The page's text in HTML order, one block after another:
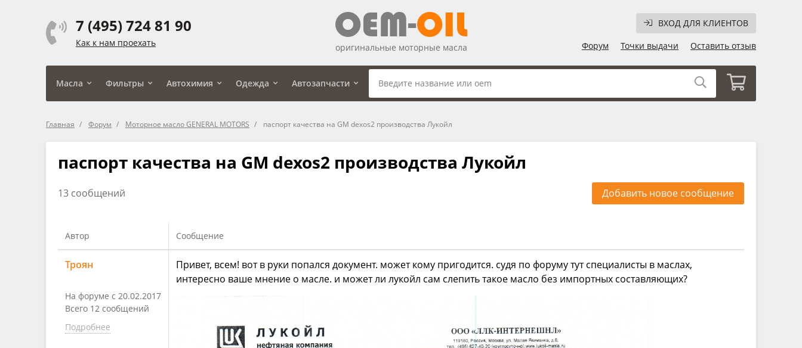
7 (495) 724 81 90
Как к нам проехать
ВХОД ДЛЯ КЛИЕНТОВ
Форум
Точки выдачи Оставить отзыв
оригинальные моторные масла
Масла Фильтры Автохимия Одежда Автозапчасти
Главная Форум Моторное масло GENERAL MOTORS паспорт качества на GM dexos2 производства Лукойл
паспорт качества на GM dexos2 производства Лукойл
13 сообщений Добавить новое сообщение
Автор Сообщение
Троян
На форуме с 20.02.2017
Всего 12 сообщений
Подробнее
Привет, всем! вот в руки попался документ. может кому пригодится. судя по форуму тут специалисты в маслах,
интересно ваше мнение о масле. и может ли лукойл сам слепить такое масло без импортных составляющих?